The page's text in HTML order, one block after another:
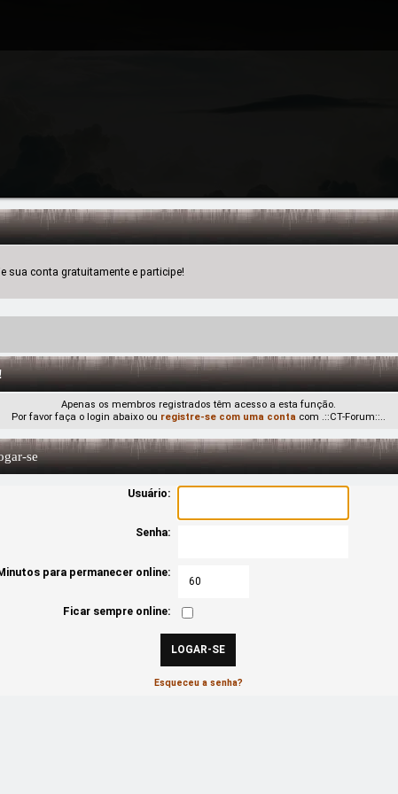
conta gratuitamente e participe!
Apenas os membros registrados têm acesso a esta função.
Por favor faça o login abaixo ou registre-se com uma conta com .::CT-Forum::..
se
Usuário:
Senha:
para permanecer online:
Ficar sempre online:
Esqueceu a senha?